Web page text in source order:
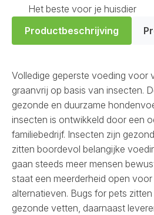
Het beste voor je huisdier
Productbeschrijving
Volledige geperste voeding voor
graanvrij op basis van insecten.
gezonde en duurzame
insecten is ontwikkeld door een
familiebedrijf. Insecten zijn
zitten boordevol belangijke
gaan steeds meer mensen
staat een meerderheid open voor
alternatieven. Bugs for pets
gezonde vetten, daarnaast